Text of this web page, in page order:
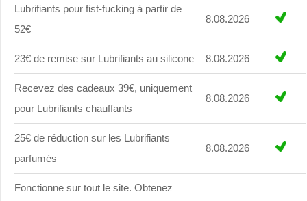
Lubrifiants pour fist-fucking à partir de
52€
8.08.2026
23€ de remise sur Lubrifiants au silicone 8.08.2026
Recevez des cadeaux 39€, uniquement
pour Lubrifiants chauffants
8.08.2026
25€ de réduction sur les Lubrifiants
parfumés
8.08.2026
Fonctionne sur tout le site. Obtenez